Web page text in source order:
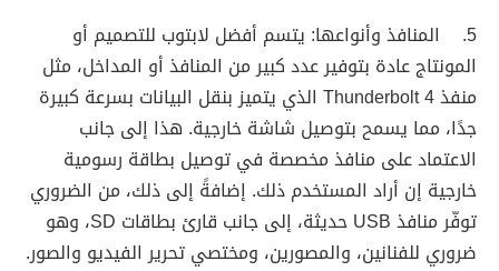
5. المنافذ وأنواعها: يتسم أفضل لابتوب للتصميم أو
المونتاج عادة بتوفير عدد كبير من المنافذ أو المداخل، مثل
منفذ Thunderbolt 4 الذي يتميز بنقل البيانات بسرعة كبيرة
جدًا، مما يسمح بتوصيل شاشة خارجية. هذا إلى جانب
الاعتماد على منافذ مخصصة في توصيل بطاقة رسومية
خارجية إن أراد المستخدم ذلك. إضافةً إلى ذلك، من الضروري
توفّر منافذ USB حديثة، إلى جانب قارئ بطاقات SD، وهو
ضروري للفنانين، والمصورين، ومختصي تحرير الفيديو والصور.